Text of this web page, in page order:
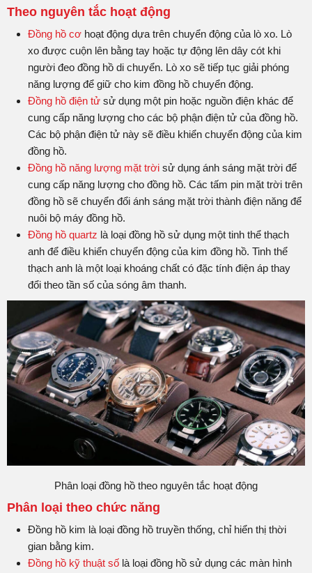
Theo nguyên tắc hoạt động
Đồng hồ cơ hoạt động dựa trên chuyển động của lò xo. Lò
xo được cuộn lên bằng tay hoặc tự động lên dây cót khi
người đeo đồng hồ di chuyển. Lò xo sẽ tiếp tục giải phóng
năng lượng để giữ cho kim đồng hồ chuyển động.
Đồng hồ điện tử sử dụng một pin hoặc nguồn điện khác để
cung cấp năng lượng cho các bộ phận điện tử của đồng hồ.
Các bộ phận điện tử này sẽ điều khiển chuyển động của kim
đồng hồ.
Đồng hồ năng lượng mặt trời sử dụng ánh sáng mặt trời để
cung cấp năng lượng cho đồng hồ. Các tấm pin mặt trời trên
đồng hồ sẽ chuyển đổi ánh sáng mặt trời thành điện năng để
nuôi bộ máy đồng hồ.
Đồng hồ quartz là loại đồng hồ sử dụng một tinh thể thạch
anh để điều khiển chuyển động của kim đồng hồ. Tinh thể
thạch anh là một loại khoáng chất có đặc tính điện áp thay
đổi theo tần số của sóng âm thanh.
Phân loại đồng hồ theo nguyên tắc hoạt động
Phân loại theo chức năng
Đồng hồ kim là loại đồng hồ truyền thống, chỉ hiển thị thời
gian bằng kim.
Đồng hồ kỹ thuật số là loại đồng hồ sử dụng các màn hình